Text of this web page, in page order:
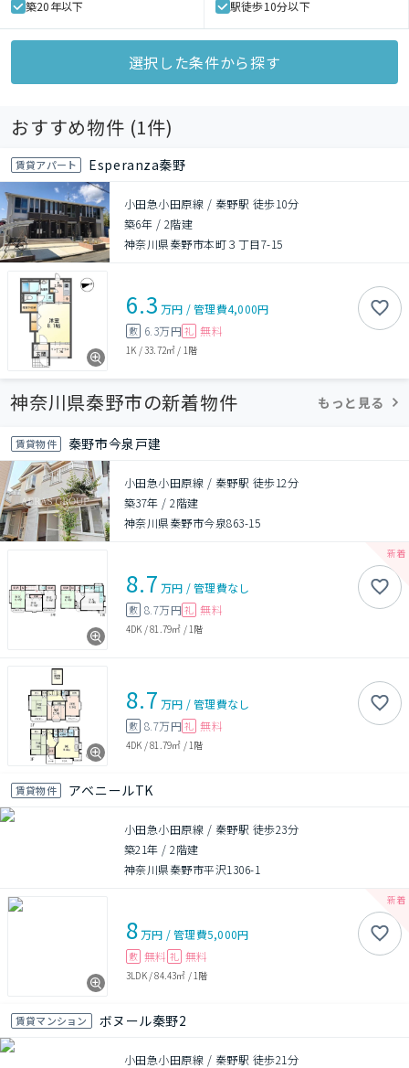
築20年以下 駅徒歩10分以下
選択した条件から探す
おすすめ物件 (1件)
賃貸アパート Esperanza秦野
小田急小田原線 / 秦野駅 徒歩10分
築6年 / 2階建
神奈川県秦野市本町３丁目7-15
6.3 万円 /管理費4,000円
敷 6.3万円 礼 無料
1K /33.72㎡ / 1階
神奈川県秦野市の新着物件 もっと見る
賃貸物件 秦野市今泉戸建
小田急小田原線 / 秦野駅 徒歩12分
築37年 /2階建
神奈川県秦野市今泉863-15
8.7 万円 /管理費なし
敷 8.7万円 礼 無料
4DK /81.79㎡ / 1階
8.7 万円 /管理費なし
敷 8.7万円 礼 無料
4DK /81.79㎡ / 1階
賃貸物件 アベニールTK
小田急小田原線 / 秦野駅 徒歩23分
築21年 /2階建
神奈川県秦野市平沢1306-1
8万円 /管理費5,000円
敷 無料 礼 無料
3LDK/84.43㎡ / 1階
賃貸マンション ボヌール秦野2
小田急小田原線 / 秦野駅 徒歩21分